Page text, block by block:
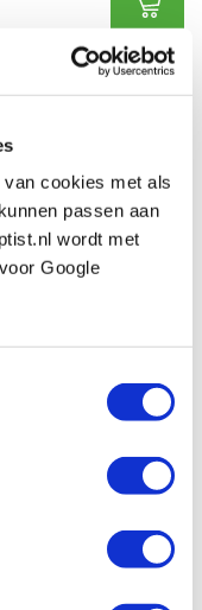
cookies met als
passen aan
wordt met
Google
2,5 mm
3,0 mm